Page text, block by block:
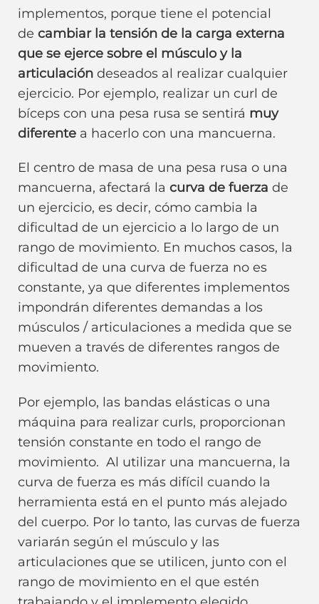
implementos, porque tiene el potencial
de cambiar la tensión de la carga externa
que se ejerce sobre el músculo y la
articulación deseados al realizar cualquier
ejercicio. Por ejemplo, realizar un curl de
bíceps con una pesa rusa se sentirá muy
diferente a hacerlo con una mancuerna.
El centro de masa de una pesa rusa o una
mancuerna, afectará la curva de fuerza de
un ejercicio, es decir, cómo cambia la
dificultad de un ejercicio a lo largo de un
rango de movimiento. En muchos casos, la
dificultad de una curva de fuerza no es
constante, ya que diferentes implementos
impondrán diferentes demandas a los
músculos / articulaciones a medida que se
mueven a través de diferentes rangos de
movimiento.
Por ejemplo, las bandas elásticas o una
máquina para realizar curls, proporcionan
tensión constante en todo el rango de
movimiento. Al utilizar una mancuerna, la
curva de fuerza es más difícil cuando la
herramienta está en el punto más alejado
del cuerpo. Por lo tanto, las curvas de fuerza
variarán según el músculo y las
articulaciones que se utilicen, junto con el
rango de movimiento en el que estén